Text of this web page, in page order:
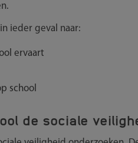
ieder geval naar:
ervaart
school
de sociale